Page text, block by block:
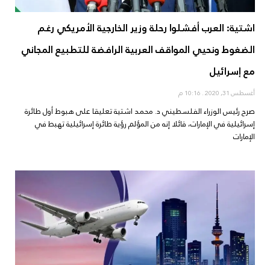
اشتية: العرب أفشلوا رحلة وزير الخارجية الأمريكي رغم
الضغوط ونحيي المواقف العربية الرافضة للتطبيع المجاني
مع إسرائيل
أغسطس 31, 2020
صرح رئيس الوزراء الفلسطيني د. محمد اشتية تعليقا على هبوط أول طائرة
إسرائيلية في الإمارات، قائلا إنه من المؤلم رؤية طائرة إسرائيلية تهبط في
الإمارات